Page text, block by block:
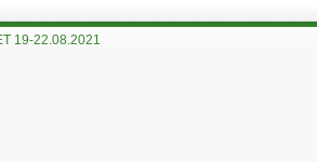
19-22.08.2021